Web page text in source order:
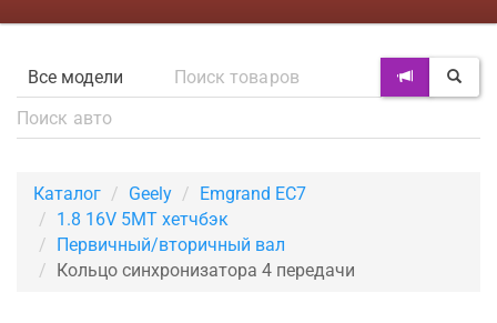
Каталог Geely
Emgrand EC7
1.8 16V 5MT хетчбэк
Первичный/вторичный вал
Кольцо синхронизатора 4 передачи